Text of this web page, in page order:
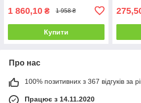
1 860,10 ₴ 1 958 ₴
Купити
Про нас
100% позитивних з 367 відгуків за
Працює з 14.11.2020